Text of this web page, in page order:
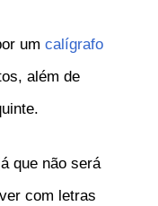
umcalígrafo
além de
que não será
com letras